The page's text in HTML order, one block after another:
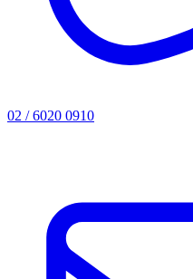
02 / 6020 0910